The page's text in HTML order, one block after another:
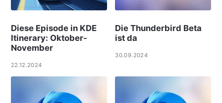
Diese Episode in KDE
Itinerary: Oktober-
November
22.12.2024
Die Thunderbird Beta
ist da
30.09.2024